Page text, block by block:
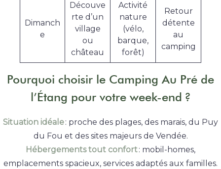
Dimanch
e
Découve
rte d’un
village
ou
château
Activité
nature
(vélo,
barque,
forêt)
Retour
détente
au
camping
Pourquoi choisir le Camping Au Pré de
l’Étang pour votre week-end ?
Situation idéale: proche des plages, des marais, du Puy
du Fou et des sites majeurs de Vendée.
Hébergements tout confort: mobil-homes,
emplacements spacieux, services adaptés aux familles.